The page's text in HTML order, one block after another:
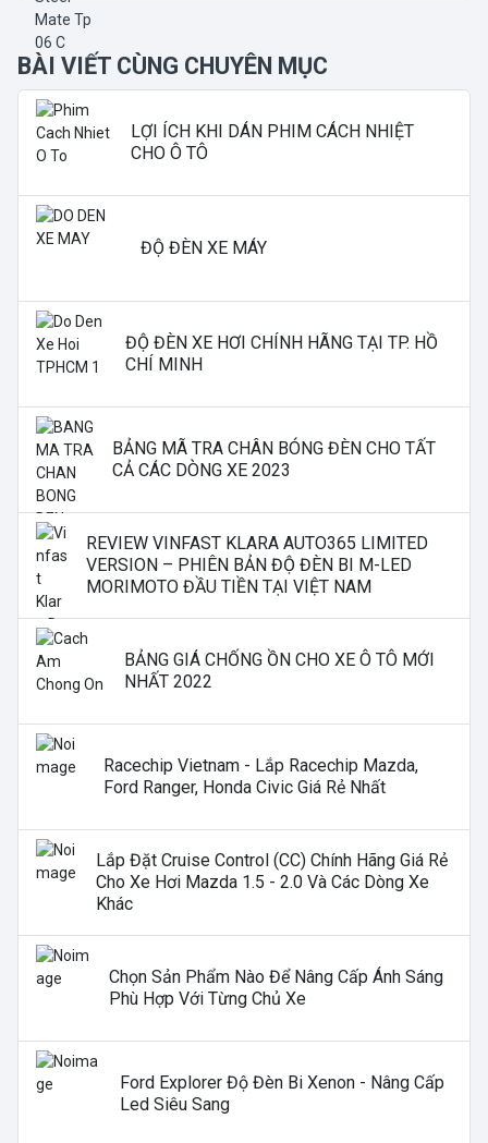
BÀI VIẾT CÙNG CHUYÊN MỤC
LỢI ÍCH KHI DÁN PHIM CÁCH NHIỆT
CHO Ô TÔ
ĐỘ ĐÈN XE MÁY
ĐỘ ĐÈN XE HƠI CHÍNH HÃNG TẠI TP. HỒ
CHÍ MINH
BẢNG MÃ TRA CHÂN BÓNG ĐÈN CHO TẤT
CẢ CÁC DÒNG XE 2023
REVIEW VINFAST KLARA AUTO365 LIMITED
VERSION – PHIÊN BẢN ĐỘ ĐÈN BI M-LED
MORIMOTO ĐẦU TIỀN TẠI VIỆT NAM
BẢNG GIÁ CHỐNG ỒN CHO XE Ô TÔ MỚI
NHẤT 2022
Racechip Vietnam - Lắp Racechip Mazda,
Ford Ranger, Honda Civic Giá Rẻ Nhất
Lắp Đặt Cruise Control (CC) Chính Hãng Giá Rẻ
Cho Xe Hơi Mazda 1.5 - 2.0 Và Các Dòng Xe
Khác
Chọn Sản Phẩm Nào Để Nâng Cấp Ánh Sáng
Phù Hợp Với Từng Chủ Xe
Ford Explorer Độ Đèn Bi Xenon - Nâng Cấp
Led Siêu Sang